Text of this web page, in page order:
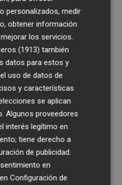
personalizados, medir
obtener información
los servicios.
(1913) también
datos para estos y
uso de datos de
y características
se aplican
Algunos proveedores
interés legítimo en
tiene derecho a
de publicidad
en
Configuración de